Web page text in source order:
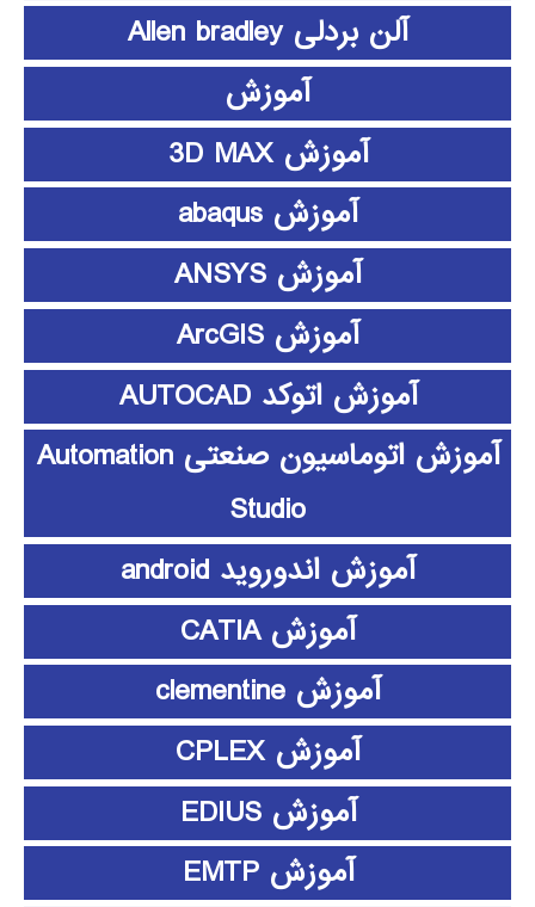
آلن بردلی Allen bradley
آموزش
آموزش 3D MAX
آموزش abaqus
آموزش ANSYS
آموزش ArcGIS
آموزش اتوکد AUTOCAD
آموزش اتوماسیون صنعتی Automation
Studio
آموزش اندوروید android
آموزش CATIA
آموزش clementine
آموزش CPLEX
آموزش EDIUS
آموزش EMTP